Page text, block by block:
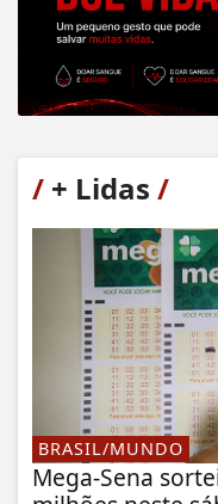
/ + Lidas /
BRASIL/MUNDO
Mega-Sena